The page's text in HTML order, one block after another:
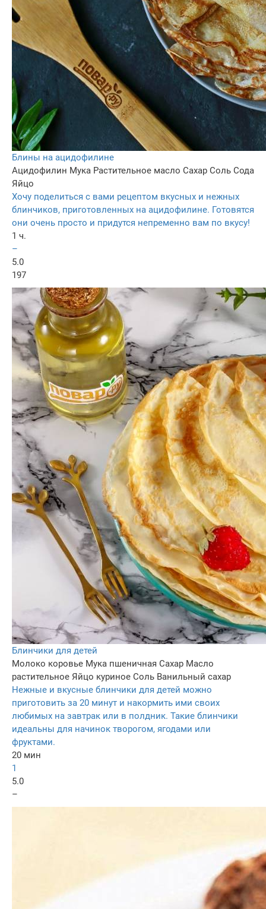
Блины на ацидофилине
Ацидофилин Мука Растительное масло Сахар Соль Сода
Яйцо
Хочу поделиться с вами рецептом вкусных и нежных
блинчиков, приготовленных на ацидофилине. Готовятся
они очень просто и придутся непременно вам по вкусу!
1 ч.
–
5.0
197
Блинчики для детей
Молоко коровье Мука пшеничная Сахар Масло
растительное Яйцо куриное Соль Ванильный сахар
Нежные и вкусные блинчики для детей можно
приготовить за 20 минут и накормить ими своих
любимых на завтрак или в полдник. Такие блинчики
идеальны для начинок творогом, ягодами или
фруктами.
20 мин
1
5.0
–